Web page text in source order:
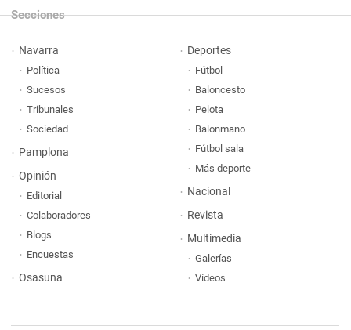
Secciones
Navarra
Política
Sucesos
Tribunales
Sociedad
Pamplona
Opinión
Editorial
Colaboradores
Blogs
Encuestas
Osasuna
Deportes
Fútbol
Baloncesto
Pelota
Balonmano
Fútbol sala
Más deporte
Nacional
Revista
Multimedia
Galerías
Vídeos